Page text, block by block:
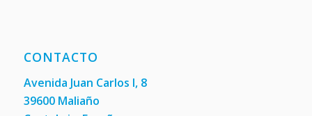
CONTACTO
Avenida Juan Carlos I, 8
39600 Maliaño